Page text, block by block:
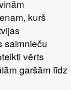
kurš
saimnieču
vērts
garšām līdz